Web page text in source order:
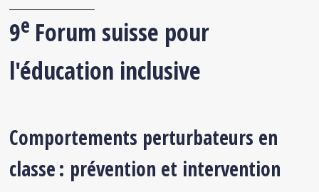
9e Forum suisse pour
l'éducation inclusive
Comportements perturbateurs en
classe : prévention et intervention